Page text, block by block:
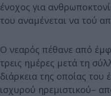
ένοχος για
του αναμένεται να τού
Ο νεαρός πέθανε από
τρεις ημέρες μετά τη
διάρκεια της οποίας του
ισχυρού ηρεμιστικού–